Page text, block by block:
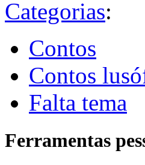
Categorias:
Contos
Contos
Falta tema
Ferramentas